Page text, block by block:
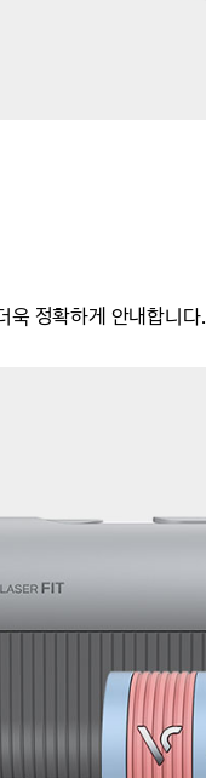
욱 정확하게 안내합니다.